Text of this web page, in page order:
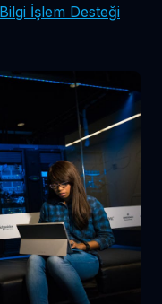
İşlem Desteği